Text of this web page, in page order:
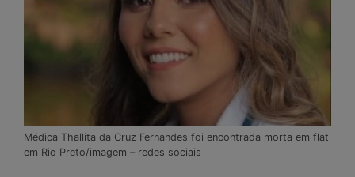
Médica Thallita da Cruz Fernandes foi encontrada morta em flat
em Rio Preto/imagem – redes sociais